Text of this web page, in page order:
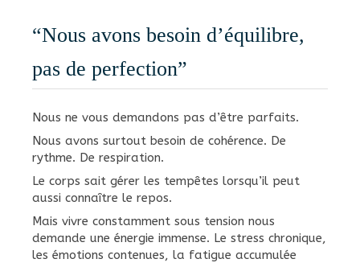
“Nous avons besoin d’équilibre,
pas de perfection”
Nous ne vous demandons pas d’être parfaits.
Nous avons surtout besoin de cohérence. De
rythme. De respiration.
Le corps sait gérer les tempêtes lorsqu’il peut
aussi connaître le repos.
Mais vivre constamment sous tension nous
demande une énergie immense. Le stress chronique,
les émotions contenues, la fatigue accumulée